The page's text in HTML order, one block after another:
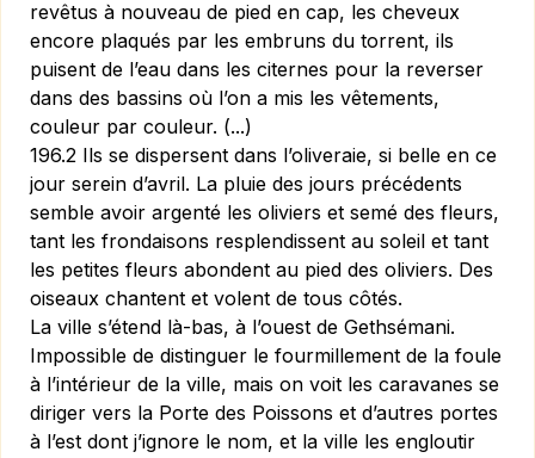
revêtus à nouveau de pied en cap, les cheveux
encore plaqués par les embruns du torrent, ils
puisent de l’eau dans les citernes pour la reverser
dans des bassins où l’on a mis les vêtements,
couleur par couleur. (...)
196.2 Ils se dispersent dans l’oliveraie, si belle en ce
jour serein d’avril. La pluie des jours précédents
semble avoir argenté les oliviers et semé des fleurs,
tant les frondaisons resplendissent au soleil et tant
les petites fleurs abondent au pied des oliviers. Des
oiseaux chantent et volent de tous côtés.
La ville s’étend là-bas, à l’ouest de Gethsémani.
Impossible de distinguer le fourmillement de la foule
à l’intérieur de la ville, mais on voit les caravanes se
diriger vers la Porte des Poissons et d’autres portes
à l’est dont j’ignore le nom, et la ville les engloutir